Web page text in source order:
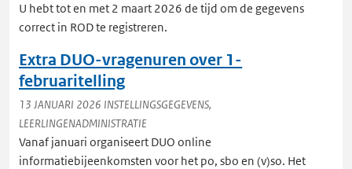
U hebt tot en met 2 maart 2026 de tijd om de gegevens
correct in ROD te registreren.
Extra DUO-vragenuren over 1-
februaritelling
13 JANUARI 2026 INSTELLINGSGEGEVENS,
LEERLINGENADMINISTRATIE
Vanaf januari organiseert DUO online
informatiebijeenkomsten voor het po, sbo en (v)so. Het